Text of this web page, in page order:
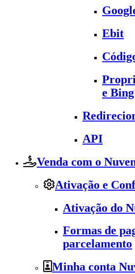
Ebit
e Bing
API
Venda com o
Ativação e
Ativação do
Formas de
parcelamento
Minha conta